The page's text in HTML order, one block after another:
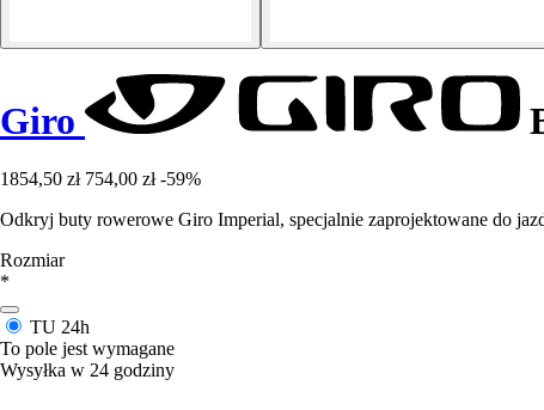
Giro
1854,50 zł 754,00 zł -59%
Odkryj buty rowerowe Giro Imperial, specjalnie zaprojektowane do
Rozmiar
*
TU 24h
To pole jest wymagane
Wysyłka w 24 godziny